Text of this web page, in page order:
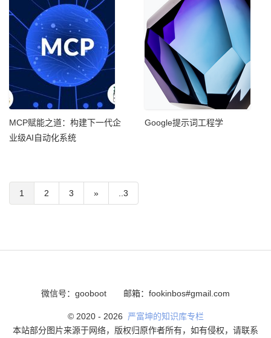
MCP赋能之道：构建下一代企
业级AI自动化系统
Google提示词工程学
1 2 3 » ..3
微信号：gooboot 邮箱：fookinbos#gmail.com
© 2020 - 2026
严富坤的知识库专栏
本站部分图片来源于网络，版权归原作者所有，如有侵权，请联系